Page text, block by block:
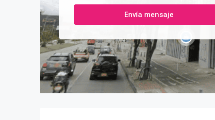
Envía mensaje